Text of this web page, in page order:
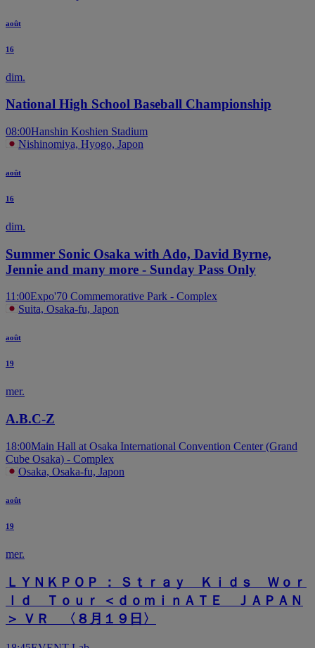
août
16
dim.
National High School Baseball Championship
08:00Hanshin Koshien Stadium
Nishinomiya, Hyogo, Japon
août
16
dim.
Summer Sonic Osaka with Ado, David Byrne,
Jennie and many more - Sunday Pass Only
11:00Expo'70 Commemorative Park - Complex
Suita, Osaka-fu, Japon
août
19
mer.
A.B.C-Z
18:00Main Hall at Osaka International Convention Center (Grand
Cube Osaka) - Complex
Osaka, Osaka-fu, Japon
août
19
mer.
ＬＹＮＫＰＯＰ ： Ｓｔｒａｙ Ｋｉｄｓ Ｗｏｒ
ｌｄ Ｔｏｕｒ ＜ｄｏｍｉｎＡＴＥ ＪＡＰＡＮ
＞ ＶＲ 〈８月１９日〉